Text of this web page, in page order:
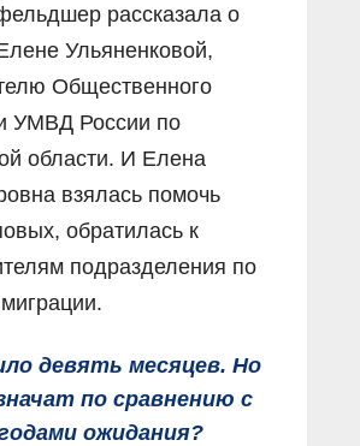
рассказала о
Ульяненковой,
Общественного
УМВД России по
области. И Елена
взялась помочь
обратилась к
подразделения по
девять месяцев. Но
по сравнению с
ожидания?